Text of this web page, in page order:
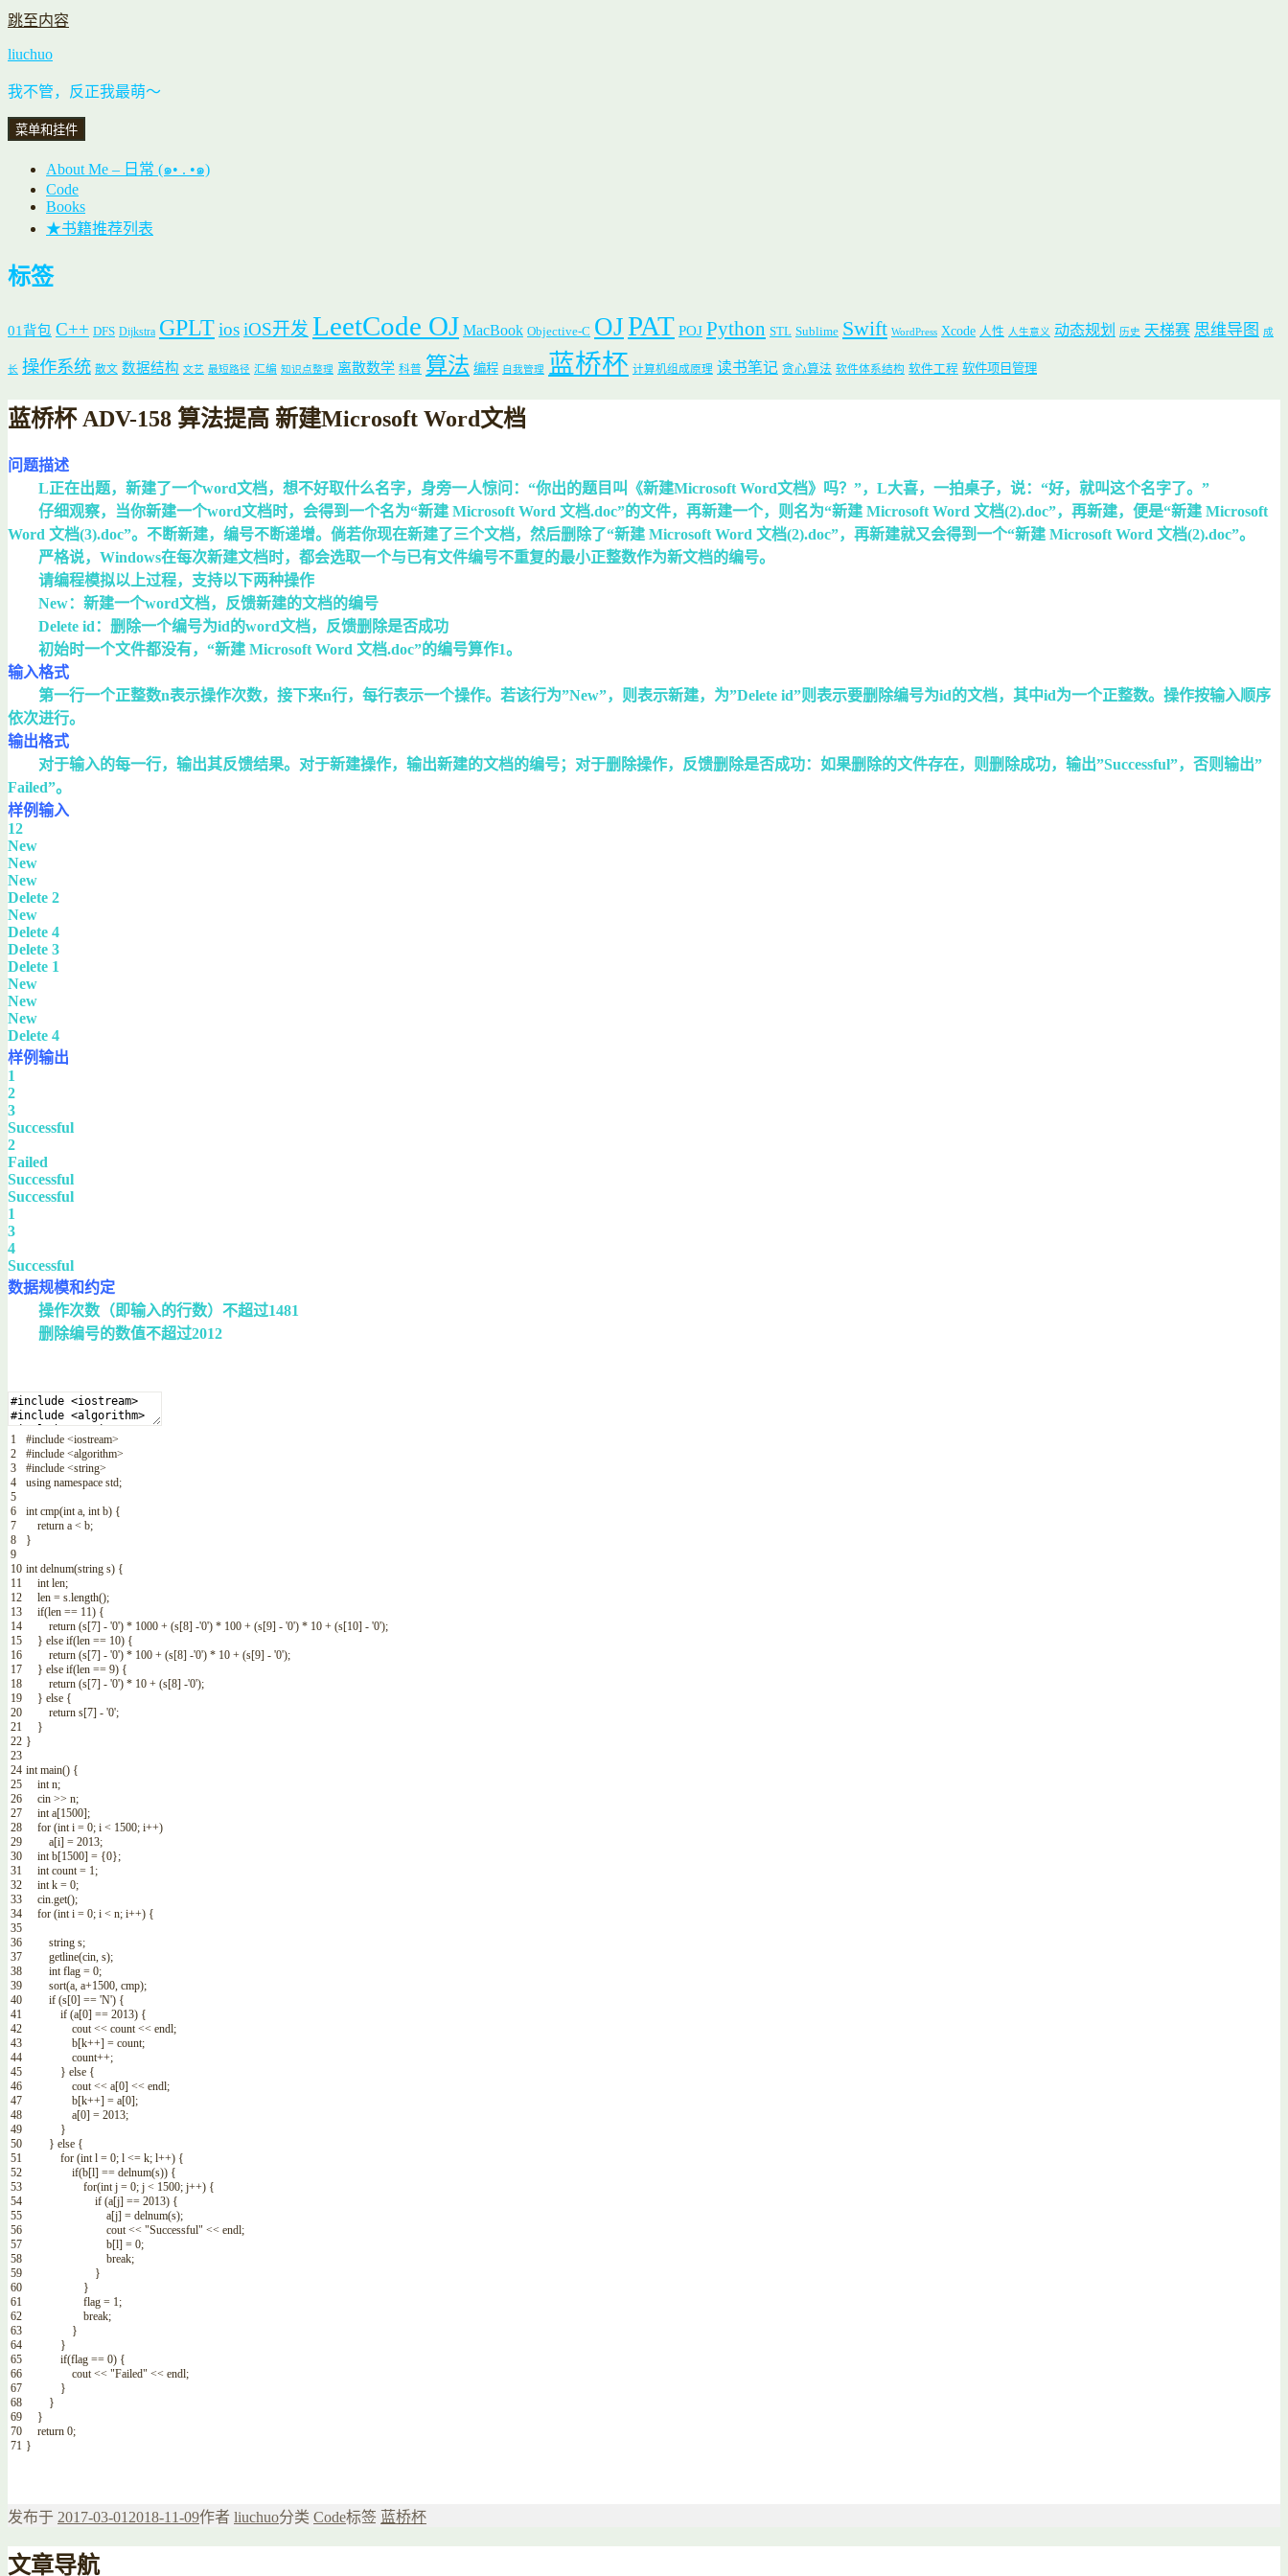
跳至内容
liuchuo
我不管，反正我最萌～
菜单和挂件
About Me – 日常 (๑• . •๑)
Code
Books
★书籍推荐列表
标签
01背包 C++ DFS Dijkstra GPLTiosiOS开发 LeetCode OJ MacBook Objective-C OJPAT POJ Python STL Sublime Swift WordPress Xcode 人性 人生意义 动态规划 历史 天梯赛 思维导图 成
长 操作系统 散文 数据结构 文艺 最短路径 汇编 知识点整理 离散数学 科普 算法 编程 自我管理 蓝桥杯 计算机组成原理 读书笔记 贪心算法 软件体系结构 软件工程 软件项目管理
蓝桥杯 ADV-158 算法提高 新建Microsoft Word文档
问题描述
L正在出题，新建了一个word文档，想不好取什么名字，身旁一人惊问：“你出的题目叫《新建Microsoft Word文档》吗？”，L大喜，一拍桌子，说：“好，就叫这个名字了。”
仔细观察，当你新建一个word文档时，会得到一个名为“新建 Microsoft Word 文档.doc”的文件，再新建一个，则名为“新建 Microsoft Word 文档(2).doc”，再新建，便是“新建 Microsoft
Word 文档(3).doc”。不断新建，编号不断递增。倘若你现在新建了三个文档，然后删除了“新建 Microsoft Word 文档(2).doc”，再新建就又会得到一个“新建 Microsoft Word 文档(2).doc”。
严格说，Windows在每次新建文档时，都会选取一个与已有文件编号不重复的最小正整数作为新文档的编号。
请编程模拟以上过程，支持以下两种操作
New：新建一个word文档，反馈新建的文档的编号
Delete id：删除一个编号为id的word文档，反馈删除是否成功
初始时一个文件都没有，“新建 Microsoft Word 文档.doc”的编号算作1。
输入格式
第一行一个正整数n表示操作次数，接下来n行，每行表示一个操作。若该行为”New”，则表示新建，为”Delete id”则表示要删除编号为id的文档，其中id为一个正整数。操作按输入顺序
依次进行。
输出格式
对于输入的每一行，输出其反馈结果。对于新建操作，输出新建的文档的编号；对于删除操作，反馈删除是否成功：如果删除的文件存在，则删除成功，输出”Successful”，否则输出”
Failed”。
样例输入
12
New
New
New
Delete 2
New
Delete 4
Delete 3
Delete 1
New
New
New
Delete 4
样例输出
1
2
3
Successful
2
Failed
Successful
Successful
1
3
4
Successful
数据规模和约定
操作次数（即输入的行数）不超过1481
删除编号的数值不超过2012
1
2
3
4
5
6
7
8
9
10
11
12
13
14
15
16
17
18
19
20
21
22
23
24
25
26
27
28
29
30
31
32
33
34
35
36
37
38
39
40
41
42
43
44
45
46
47
48
49
50
51
52
53
54
55
56
57
58
59
60
61
62
63
64
65
66
67
68
69
70
71
#include <iostream>
#include <algorithm>
#include <string>
using namespace std;
int cmp(int a, int b) {
return a < b;
}
int delnum(string s) {
int len;
len = s.length();
if(len == 11) {
return (s[7] - '0') * 1000 + (s[8] -'0') * 100 + (s[9] - '0') * 10 + (s[10] - '0');
} else if(len == 10) {
return (s[7] - '0') * 100 + (s[8] -'0') * 10 + (s[9] - '0');
} else if(len == 9) {
return (s[7] - '0') * 10 + (s[8] -'0');
} else {
return s[7] - '0';
}
}
int main() {
int n;
cin >> n;
int a[1500];
for (int i = 0; i < 1500; i++)
a[i] = 2013;
int b[1500] = {0};
int count = 1;
int k = 0;
cin.get();
for (int i = 0; i < n; i++) {
string s;
getline(cin, s);
int flag = 0;
sort(a, a+1500, cmp);
if (s[0] == 'N') {
if (a[0] == 2013) {
cout << count << endl;
b[k++] = count;
count++;
} else {
cout << a[0] << endl;
b[k++] = a[0];
a[0] = 2013;
}
} else {
for (int l = 0; l <= k; l++) {
if(b[l] == delnum(s)) {
for(int j = 0; j < 1500; j++) {
if (a[j] == 2013) {
a[j] = delnum(s);
cout << "Successful" << endl;
b[l] = 0;
break;
}
}
flag = 1;
break;
}
}
if(flag == 0) {
cout << "Failed" << endl;
}
}
}
return 0;
}
发布于 2017-03-012018-11-09作者 liuchuo分类 Code标签 蓝桥杯
文章导航